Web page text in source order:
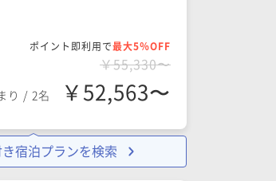
ポイント即利用で最大5％OFF
￥55,330〜
り / 2名 ￥52,563〜
宿泊プランを検索